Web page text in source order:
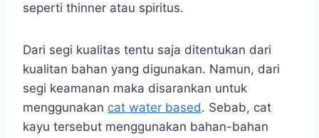
seperti thinner atau spiritus.
Dari segi kualitas tentu saja ditentukan dari
kualitan bahan yang digunakan. Namun, dari
segi keamanan maka disarankan untuk
menggunakan cat water based. Sebab, cat
kayu tersebut menggunakan bahan-bahan